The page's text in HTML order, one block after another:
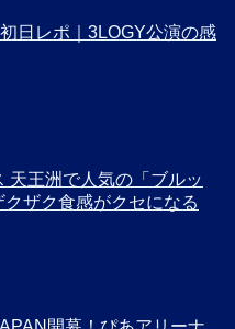
日レポ｜3LOGY公演の感
天王洲で人気の「ブルッ
ザク食感がクセになる